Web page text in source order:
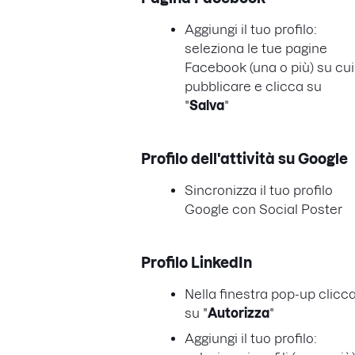
Aggiungi il tuo profilo:
seleziona le tue pagine
Facebook (una o più) su cui
pubblicare e clicca su
"Salva"
Profilo dell'attività su Google
Sincronizza il tuo profilo
Google con Social Poster
Profilo LinkedIn
Nella finestra pop-up
su "Autorizza"
Aggiungi il tuo profilo: